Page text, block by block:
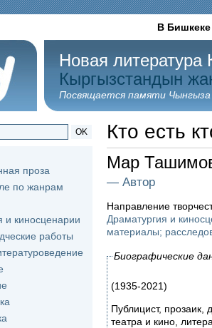
В Бишкеке
Новая литература
Кыргызстандын
Посвящается памяти
OK
проза
по жанрам
и киносценарии
работы
Кто есть
Мар
— Автор
Направление
Драматургия и
материалы;
Биографические
(1935-2021)
Публицист, прозаик,
театра и кино,